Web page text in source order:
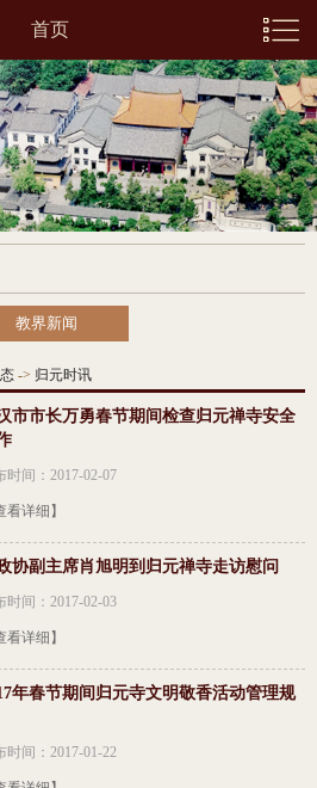
首页
教界新闻
-> 归元时讯
市市长万勇春节期间检查归元禅寺安全
时间：2017-02-07
看详细】
协副主席肖旭明到归元禅寺走访慰问
时间：2017-02-03
看详细】
年春节期间归元寺文明敬香活动管理规
时间：2017-01-22